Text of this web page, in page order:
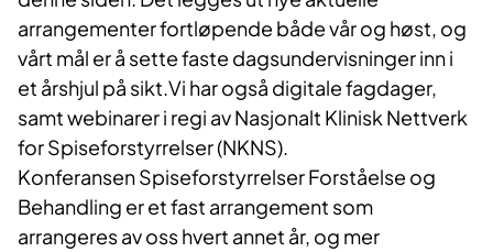
arrangementer fortløpende både vår og høst, og
vårt mål er å sette faste dagsundervisninger inn i
et årshjul på sikt.Vi har også digitale fagdager,
samt webinarer i regi av Nasjonalt Klinisk Nettverk
for Spiseforstyrrelser (NKNS).
Konferansen Spiseforstyrrelser Forståelse og
Behandling er et fast arrangement som
arrangeres av oss hvert annet år, og mer